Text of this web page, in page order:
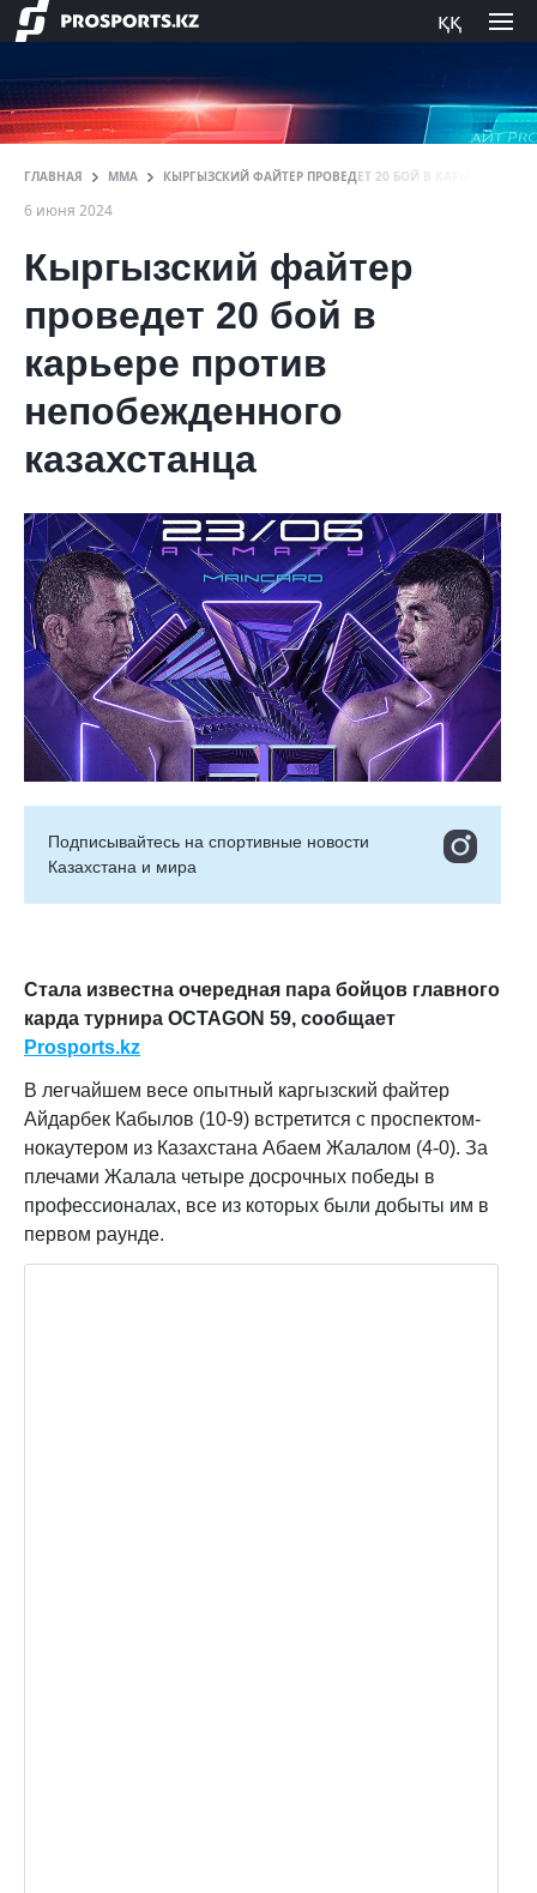
ққ
ГЛАВНАЯ ММА КЫРГЫЗСКИЙ ФАЙТЕР ПРОВЕДЕТ 20 БОЙ В КАРЬЕРЕ
6 июня 2024
Кыргызский файтер
проведет 20 бой в
карьере против
непобежденного
казахстанца
Подписывайтесь на cпортивные новости
Казахстана и мира
Стала известна очередная пара бойцов главного
карда турнира OCTAGON 59, сообщает
Prosports.kz
В легчайшем весе опытный каргызский файтер
Айдарбек Кабылов (10-9) встретится с проспектом-
нокаутером из Казахстана Абаем Жалалом (4-0). За
плечами Жалала четыре досрочных победы в
профессионалах, все из которых были добыты им в
первом раунде.